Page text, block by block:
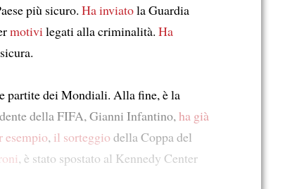
più sicuro. Ha inviatola Guardia
motivi legati alla criminalità. Ha
partite dei Mondiali. Alla fine, è la
della FIFA, Gianni Infantino, ha già
esempio, il sorteggio della Coppa del
, è stato spostato al Kennedy Center